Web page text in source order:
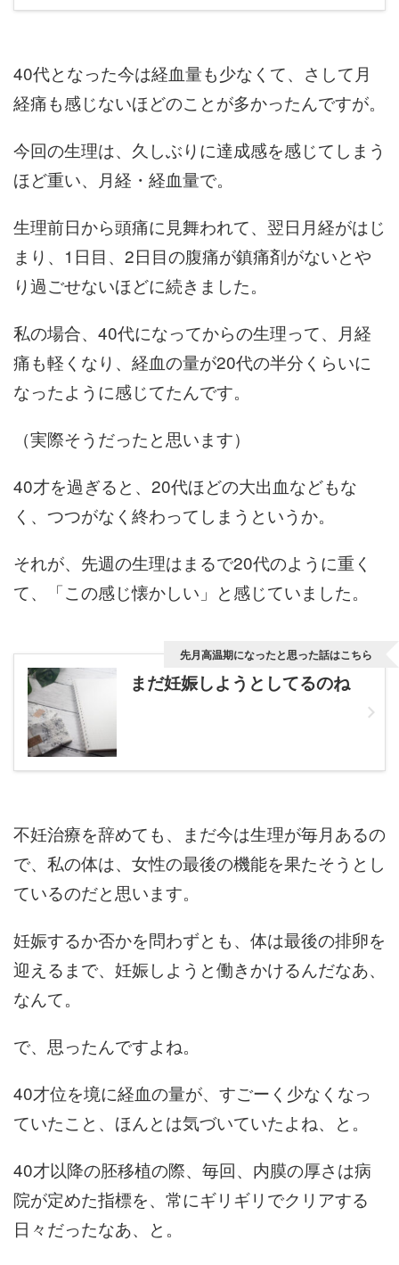
40代となった今は経血量も少なくて、さして月
経痛も感じないほどのことが多かったんですが。
今回の生理は、久しぶりに達成感を感じてしまう
ほど重い、月経・経血量で。
生理前日から頭痛に見舞われて、翌日月経がはじ
まり、1日目、2日目の腹痛が鎮痛剤がないとや
り過ごせないほどに続きました。
私の場合、40代になってからの生理って、月経
痛も軽くなり、経血の量が20代の半分くらいに
なったように感じてたんです。
（実際そうだったと思います）
40才を過ぎると、20代ほどの大出血などもな
く、つつがなく終わってしまうというか。
それが、先週の生理はまるで20代のように重く
て、「この感じ懐かしい」と感じていました。
まだ妊娠しようとしてるのね
先月高温期になったと思った話はこちら
不妊治療を辞めても、まだ今は生理が毎月あるの
で、私の体は、女性の最後の機能を果たそうとし
ているのだと思います。
妊娠するか否かを問わずとも、体は最後の排卵を
迎えるまで、妊娠しようと働きかけるんだなあ、
なんて。
で、思ったんですよね。
40才位を境に経血の量が、すごーく少なくなっ
ていたこと、ほんとは気づいていたよね、と。
40才以降の胚移植の際、毎回、内膜の厚さは病
院が定めた指標を、常にギリギリでクリアする
日々だったなあ、と。